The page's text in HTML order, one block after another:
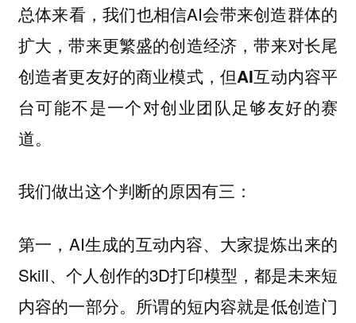
总体来看，我们也相信AI会带来创造群体的
扩大，带来更繁盛的创造经济，带来对长尾
创造者更友好的商业模式，但AI互动内容平
台可能不是一个对创业团队足够友好的赛
道。
我们做出这个判断的原因有三：
第一，AI生成的互动内容、大家提炼出来的
Skill、个人创作的3D打印模型，都是未来短
内容的一部分。 所谓的短内容就是低创造门